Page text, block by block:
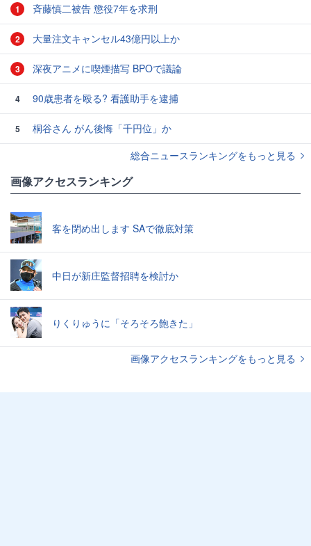
1 斉藤慎二被告 懲役7年を求刑
2 大量注文キャンセル43億円以上か
3 深夜アニメに喫煙描写 BPOで議論
4 90歳患者を殴る? 看護助手を逮捕
5
桐谷さん がん後悔「千円位」か
総合ニュースランキングをもっと見る
画像アクセスランキング
客を閉め出します SAで徹底対策
中日が新庄監督招聘を検討か
りくりゅうに「そろそろ飽きた」
画像アクセスランキングをもっと見る